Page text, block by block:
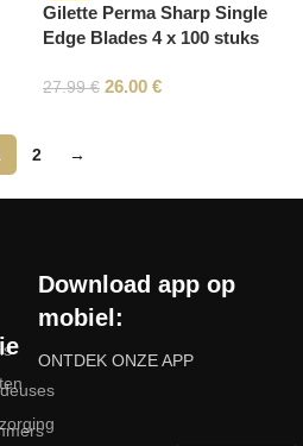
Gilette Perma Sharp Single
Edge Blades 4 x 100 stuks
27.99€ 26.00 €
2 →
Download app op
mobiel:
ONTDEK ONZE APP